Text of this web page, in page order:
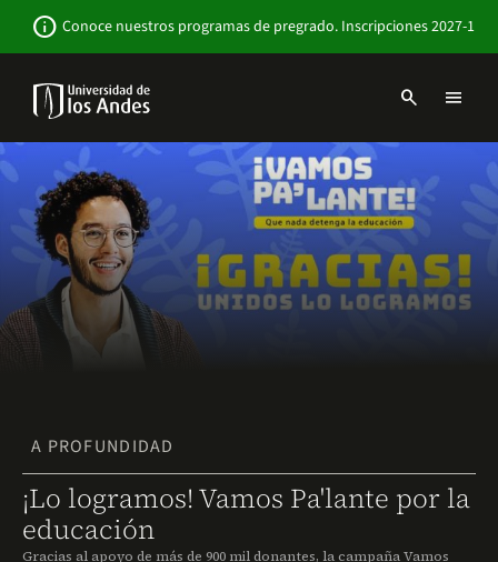
contenido
info Conoce nuestros programas de pregrado. Inscripciones 2027-1
Navbar
Institucional
search menu
A PROFUNDIDAD
¡Lo logramos! Vamos Pa'lante por la
educación
Gracias al apoyo de más de 900 mil donantes, la campaña Vamos